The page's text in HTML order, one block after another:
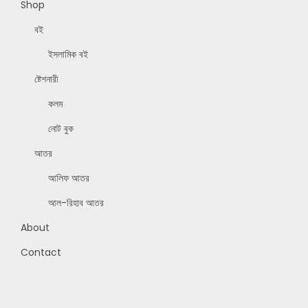
Shop
বই
ইসলামিক বই
ষ্টেশনারী
কলম
নোট বুক
আতর
আলিফ আতর
আল-রিহাব আতর
About
Contact